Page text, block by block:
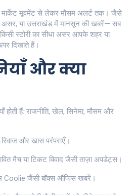
मूवमेंट से लेकर मौसम अलर्ट तक। जैसे
या उत्तराखंड में मानसून की खबरें— सब
स्टोरी का सीधा असर आपके शहर या
दिखाते हैं।
और क्या
हैं: राजनीति, खेल, सिनेमा, मौसम और
और खास परंपराएँ।
मैच या टिकट विवाद जैसी ताज़ा अपडेट्स।
Coolie जैसी बॉक्स ऑफिस खबरें।